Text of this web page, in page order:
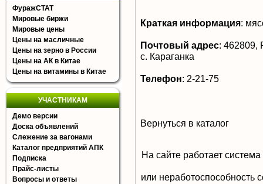
ФуражСТАТ
Мировые биржи
Мировые цены
Цены на масличные
Цены на зерно в России
Цены на АК в Китае
Цены на витамины в Китае
УЧАСТНИКАМ
Демо версии
Доска объявлений
Слежение за вагонами
Каталог предприятий АПК
Подписка
Прайс-листы
Вопросы и ответы
Краткая информация:
Почтовый адрес: 462809,
с. Караганка
Телефон: 2-21-75
Вернуться в каталог
На сайте работает
или неработоспособность